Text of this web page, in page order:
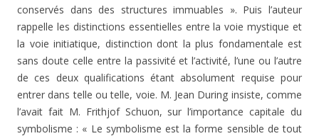
conservés dans des structures immuables ». Puis l’auteur
rappelle les distinctions essentielles entre la voie mystique et
la voie initiatique, distinction dont la plus fondamentale est
sans doute celle entre la passivité et l’activité, l’une ou l’autre
de ces deux qualifications étant absolument requise pour
entrer dans telle ou telle, voie. M. Jean During insiste, comme
l’avait fait M. Frithjof Schuon, sur l’importance capitale du
symbolisme : « Le symbolisme est la forme sensible de tout